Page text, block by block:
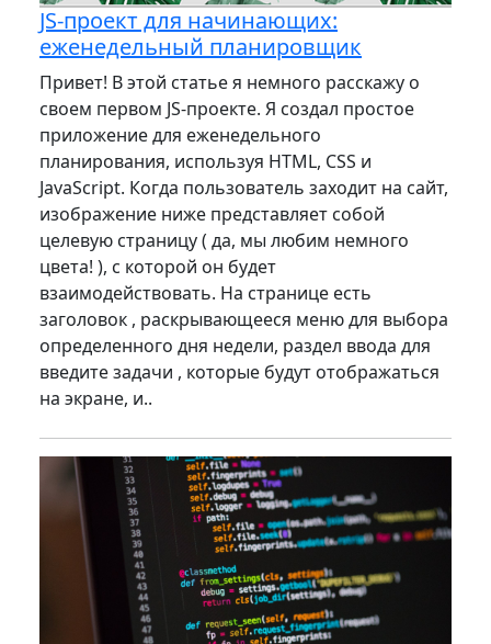
JS-проект для начинающих:
еженедельный планировщик
Привет! В этой статье я немного расскажу о
своем первом JS-проекте. Я создал простое
приложение для еженедельного
планирования, используя HTML, CSS и
JavaScript. Когда пользователь заходит на сайт,
изображение ниже представляет собой
целевую страницу ( да, мы любим немного
цвета! ), с которой он будет
взаимодействовать. На странице есть
заголовок , раскрывающееся меню для выбора
определенного дня недели, раздел ввода для
введите задачи , которые будут отображаться
на экране, и..